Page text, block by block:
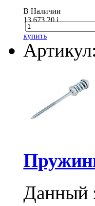
В Наличии
13 673.20i
купить
Данный